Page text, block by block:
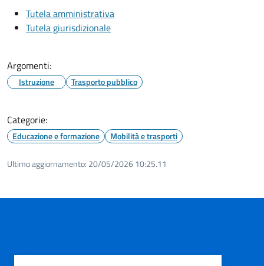
Tutela amministrativa
Tutela giurisdizionale
Argomenti:
Istruzione Trasporto pubblico
Categorie:
Educazione e formazione Mobilità e trasporti
Ultimo aggiornamento: 20/05/2026 10:25.11